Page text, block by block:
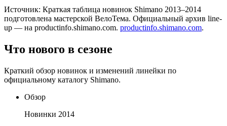
Источник: Краткая таблица новинок Shimano 2013–2014
подготовлена мастерской ВелоТема. Официальный архив line-
up — на productinfo.shimano.com. productinfo.shimano.com.
Что нового в сезоне
Краткий обзор новинок и изменений линейки по
официальному каталогу Shimano.
Обзор
Новинки 2014